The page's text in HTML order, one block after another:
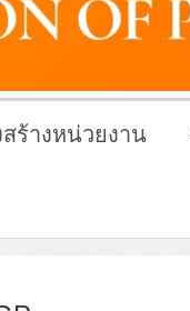
ร้างหน่วยงาน